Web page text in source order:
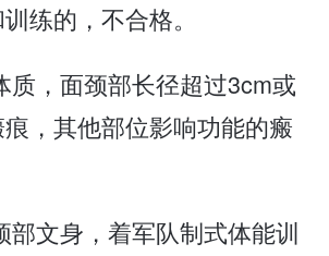
练的，不合格。
质，面颈部长径超过3cm或
，其他部位影响功能的瘢
部文身，着军队制式体能训